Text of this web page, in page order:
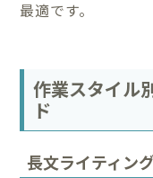
最適です。
作業スタイル
ド
長文ライティン